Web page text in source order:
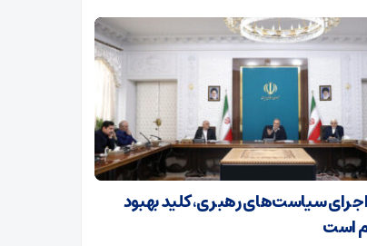
سیاست‌های رهبری، کلید بهبود
است